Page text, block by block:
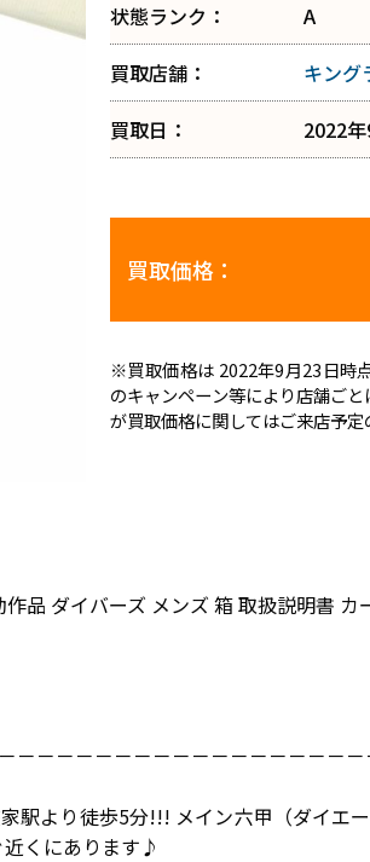
状態ランク：
A
買取店舗：
キング
買取日：
2022
買取価格：
※買取価格は 2022年9月23日時
のキャンペーン等により店舗ご
が買取価格に関してはご来店予定
品 ダイバーズ メンズ 箱 取扱説明書 カ
－－－－－－－－－－－－－－－－
駅より徒歩5分!!! メイン六甲（ダイエ
くにあります♪